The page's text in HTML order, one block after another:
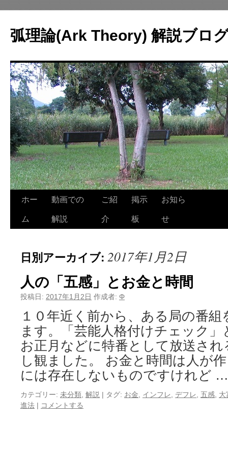
テ
ン
へ
ス
キ
ッ
プ
弧理論(Ark Theory) 解説ブロ
ホー
ム
動画での
解説
ご紹
介
掲示
板
お知ら
せ
日別アーカイブ: 2017年1月2日
人の「五感」とお金と時間
投稿日: 2017年1月2日 作成者: Φ
１０年近く前から、ある局の番
ます。「芸能人格付けチェック
お正月などに特番として放送さ
し観ました。 お金と時間は人が
には存在しないものですけれど
カテゴリー: 未分類 解説 | タグ: お金 インフレ デフレ 五感 大
進法 | コメントする